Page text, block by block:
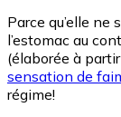
Parce qu’elle ne
l’estomac au
(élaborée à
sensation de
régime!